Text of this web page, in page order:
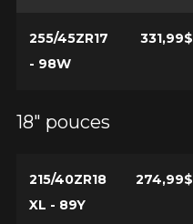
255/45ZR17
- 98W
331,99$
18" pouces
215/40ZR18
XL - 89Y
274,99$